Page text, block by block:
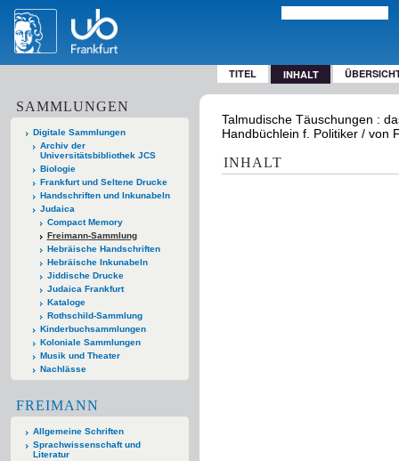
TITEL INHALT
SAMMLUNGEN
Digitale Sammlungen
Archiv der
Universitätsbibliothek JCS
Biologie
Frankfurt und Seltene Drucke
Handschriften und Inkunabeln
Judaica
Compact Memory
Freimann-Sammlung
Hebräische Handschriften
Hebräische Inkunabeln
Jiddische Drucke
Judaica Frankfurt
Kataloge
Rothschild-Sammlung
Kinderbuchsammlungen
Koloniale Sammlungen
Musik und Theater
Nachlässe
FREIMANN
Allgemeine Schriften
Sprachwissenschaft und
Literatur
Talmudische Täuschungen :
Handbüchlein f. Politiker / von
INHALT